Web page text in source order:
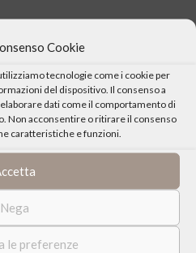
Cookie
tecnologie come i cookie per
del dispositivo. Il consenso a
dati come il comportamento di
Non acconsentire o ritirare il consenso
caratteristiche e funzioni.
Nega
le preferenze
EVENTO